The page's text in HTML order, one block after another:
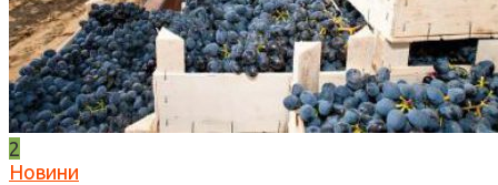
2
Новини